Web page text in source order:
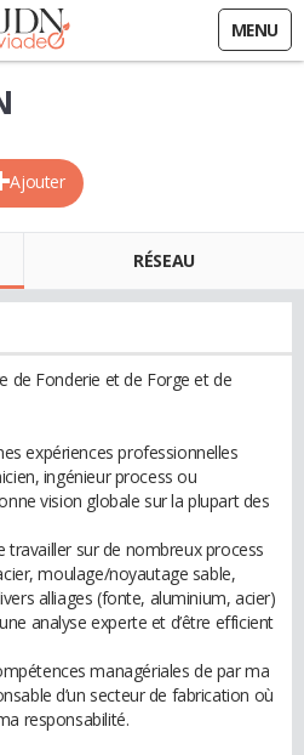
MENU
Ajouter
RÉSEAU
de Fonderie et de Forge et de
expériences professionnelles
ingénieur process ou
vision globale sur la plupart des
travailler sur de nombreux process
moulage/noyautage sable,
alliages (fonte, aluminium, acier)
analyse experte et d’être efficient
managériales de par ma
d’un secteur de fabrication où
responsabilité.